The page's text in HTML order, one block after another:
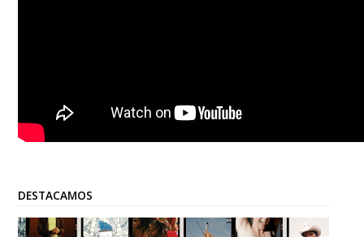
DESTACAMOS